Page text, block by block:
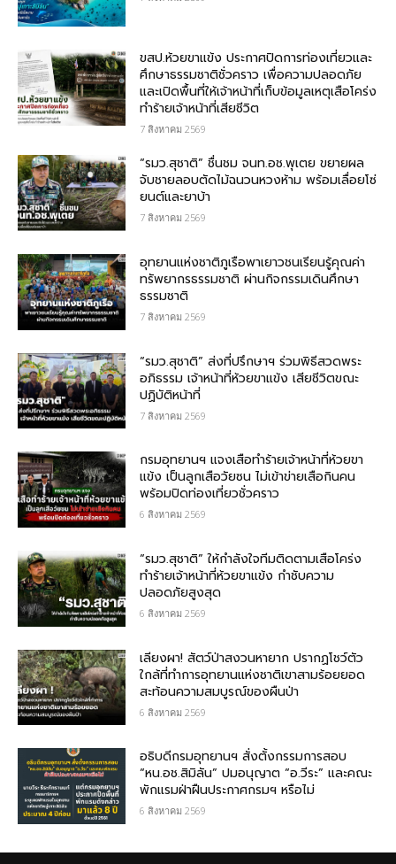
ขสป.ห้วยขาแข้ง ประกาศปิดการท่องเที่ยวและ
ศึกษาธรรมชาติชั่วคราว เพื่อความปลอดภัย
และเปิดพื้นที่ให้เจ้าหน้าที่เก็บข้อมูลเหตุเสือโคร่ง
ทำร้ายเจ้าหน้าที่เสียชีวิต
7 สิงหาคม 2569
“รมว.สุชาติ” ชื่นชม​ จนท.อช.พุเตย​ ขยายผล
จับชายลอบตัดไม้ฉนวนหวงห้าม พร้อมเลื่อยโซ่
ยนต์และยาบ้า
7 สิงหาคม 2569
อุทยานแห่งชาติภูเรือพาเยาวชนเรียนรู้คุณค่า
ทรัพยากรธรรมชาติ ผ่านกิจกรรมเดินศึกษา
ธรรมชาติ
7 สิงหาคม 2569
“รมว.สุชาติ” ส่งที่ปรึกษาฯ ร่วมพิธีสวดพระ
อภิธรรม เจ้าหน้าที่ห้วยขาแข้ง เสียชีวิตขณะ
ปฏิบัติหน้าที่
7 สิงหาคม 2569
กรม​อุทยานฯ แจงเสือทำร้ายเจ้าหน้าที่ห้วยขา
แข้ง เป็นลูกเสือวัยซน ไม่เข้าข่ายเสือกินคน
พร้อมปิดท่องเที่ยวชั่วคราว
6 สิงหาคม 2569
“รมว.สุชาติ” ให้กำลังใจทีมติดตามเสือโคร่ง
ทำร้ายเจ้าหน้าที่ห้วยขาแข้ง กำชับความ
ปลอดภัยสูงสุด
6 สิงหาคม 2569
เลียงผา! สัตว์ป่าสงวนหายาก ปรากฏโชว์ตัว
ใกล้ที่ทำการอุทยานแห่งชาติเขาสามร้อยยอด
สะท้อนความสมบูรณ์ของผืนป่า
6 สิงหาคม 2569
อธิบดีกรมอุทยานฯ​ สั่งตั้งกรรมการสอบ
“หน.อช.สิมิลัน” ปมอนุญาต “อ.วีระ” และคณะ
พักแรมฝ่าฝืนประกาศกรมฯ หรือไม่
6 สิงหาคม 2569